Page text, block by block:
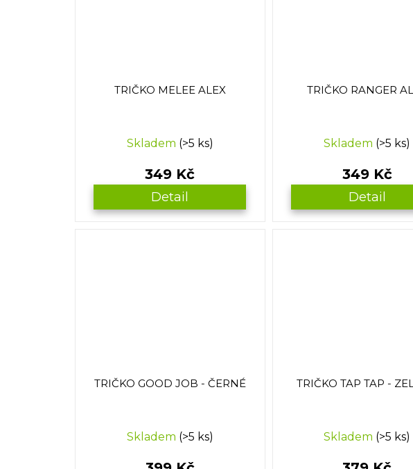
TRIČKO MELEE ALEX
Skladem (>5 ks)
349 Kč
Detail
TRIČKO RANGER
Skladem (>5 ks)
349 Kč
Detail
TRIČKO GOOD JOB - ČERNÉ
Skladem (>5 ks)
TRIČKO TAP TAP -
Skladem (>5 ks)